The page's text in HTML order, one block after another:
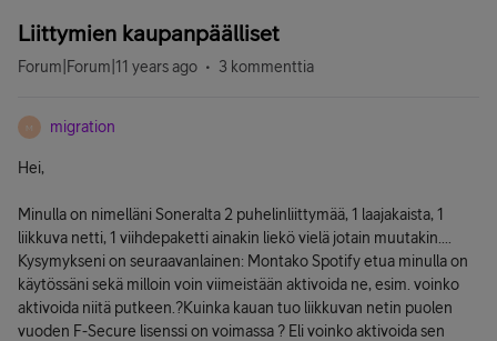
Liittymien kaupanpäälliset
Forum|Forum|11 years ago 3 kommenttia
M migration
Hei,
Minulla on nimelläni Soneralta 2 puhelinliittymää, 1 laajakaista, 1
liikkuva netti, 1 viihdepaketti ainakin liekö vielä jotain muutakin....
Kysymykseni on seuraavanlainen: Montako Spotify etua minulla on
käytössäni sekä milloin voin viimeistään aktivoida ne, esim. voinko
aktivoida niitä putkeen.?Kuinka kauan tuo liikkuvan netin puolen
vuoden F-Secure lisenssi on voimassa ? Eli voinko aktivoida sen